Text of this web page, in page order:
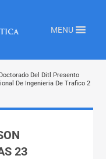
MENU
Del Ditl Presento
De Ingenieria De Trafico 2
23